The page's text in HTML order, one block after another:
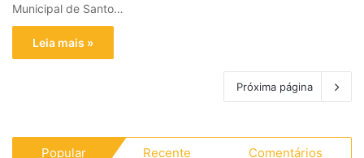
Municipal de Santo…
Leia mais »
Próxima página
Popular Recente Comentários